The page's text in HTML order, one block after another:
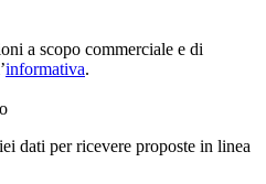
a scopo commerciale e di
informativa.
dati per ricevere proposte in linea